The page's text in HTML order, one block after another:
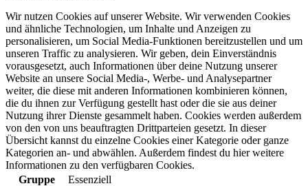
Wir nutzen Cookies auf unserer Website. Wir verwenden Cookies
und ähnliche Technologien, um Inhalte und Anzeigen zu
personalisieren, um Social Media-Funktionen bereitzustellen und um
unseren Traffic zu analysieren. Wir geben, dein Einverständnis
vorausgesetzt, auch Informationen über deine Nutzung unserer
Website an unsere Social Media-, Werbe- und Analysepartner
weiter, die diese mit anderen Informationen kombinieren können,
die du ihnen zur Verfügung gestellt hast oder die sie aus deiner
Nutzung ihrer Dienste gesammelt haben. Cookies werden außerdem
von den von uns beauftragten Drittparteien gesetzt. In dieser
Übersicht kannst du einzelne Cookies einer Kategorie oder ganze
Kategorien an- und abwählen. Außerdem findest du hier weitere
Informationen zu den verfügbaren Cookies.
Gruppe
Essenziell